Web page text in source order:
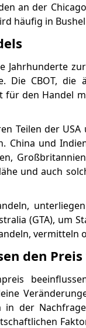
an der
häufig in
Jahrhunderte
Die CBOT,
den Handel
Teilen der
China und
und auch
(GTA), um
vermitteln
den Preis
der